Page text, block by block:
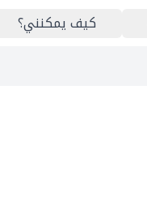
كيف يمكنني؟